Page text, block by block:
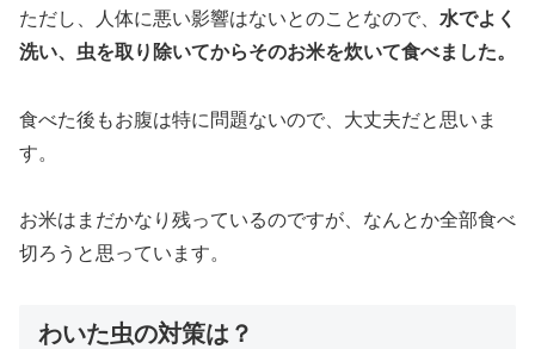
ただし、人体に悪い影響はないとのことなので、 水でよく
洗い、虫を取り除いてからそのお米を炊いて食べました。
食べた後もお腹は特に問題ないので、大丈夫だと思いま
す。
お米はまだかなり残っているのですが、なんとか全部食べ
切ろうと思っています。
わいた虫の対策は？